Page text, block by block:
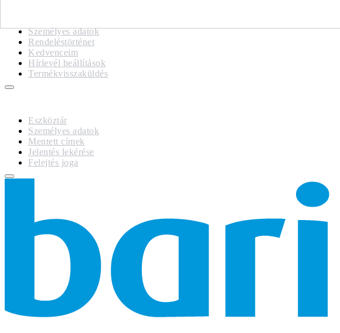
Személyes adatok
Rendeléstörténet
Kedvenceim
Hírlevél beállítások
Termékvisszaküldés
Eszköztár
Személyes adatok
Mentett címek
Jelentés lekérése
Felejtés joga